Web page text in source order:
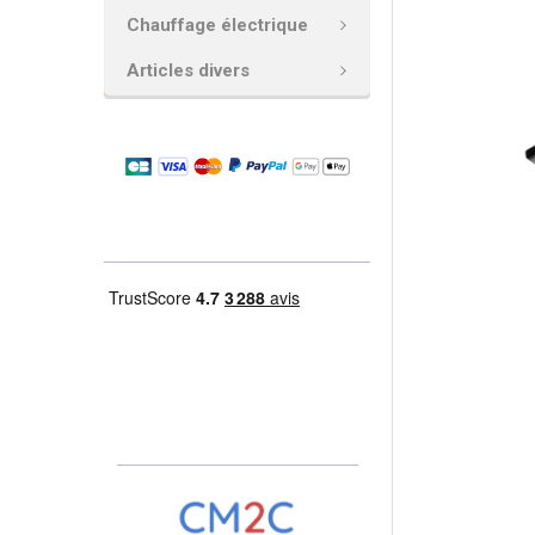
Chauffage électrique
Articles divers